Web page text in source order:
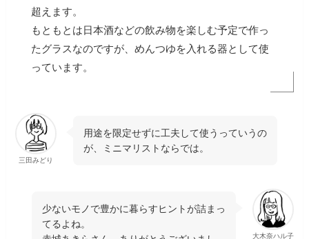
超えます。
もともとは日本酒などの飲み物を楽しむ予定で作っ
たグラスなのですが、めんつゆを入れる器として使
っています。
三田みどり
用途を限定せずに工夫して使うっていうの
が、ミニマリストならでは。
大木奈ハル子
少ないモノで豊かに暮らすヒントが詰まっ
てるよね。